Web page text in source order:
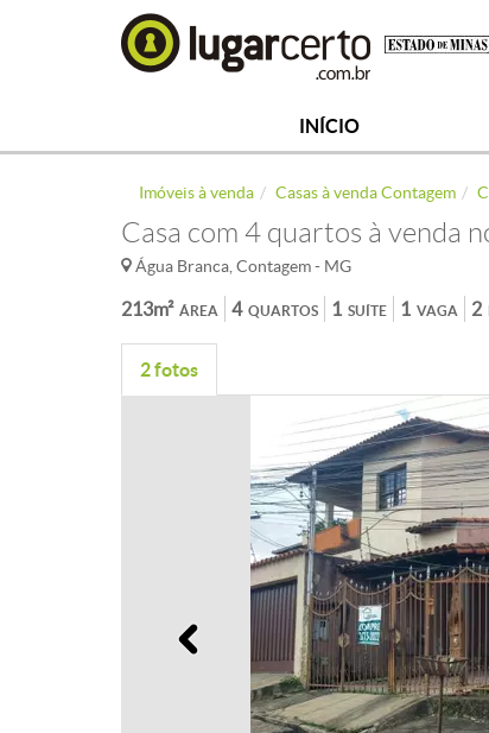
INÍCIO
Imóveis à venda Casas à venda Contagem
Casa com 4 quartos à venda
Água Branca, Contagem - MG
ÁREA
213m² QUARTOS
4 SUÍTE
1 VAGA
1 2
2 fotos
Anterior